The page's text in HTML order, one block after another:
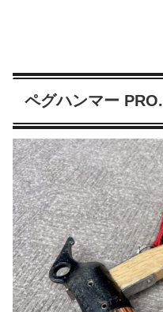
ペグハンマー